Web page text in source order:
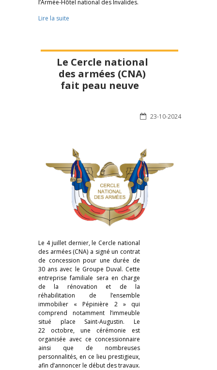
l’Armée-Hôtel national des Invalides.
Lire la suite
Le Cercle national
des armées (CNA)
fait peau neuve
23-10-2024
Le 4 juillet dernier, le Cercle national
des armées (CNA) a signé un contrat
de concession pour une durée de
30 ans avec le Groupe Duval. Cette
entreprise familiale sera en charge
de la rénovation et de la
réhabilitation de l’ensemble
immobilier « Pépinière 2 » qui
comprend notamment l’immeuble
situé place Saint-Augustin. Le
22 octobre, une cérémonie est
organisée avec ce concessionnaire
ainsi que de nombreuses
personnalités, en ce lieu prestigieux,
afin d’annoncer le début des travaux.